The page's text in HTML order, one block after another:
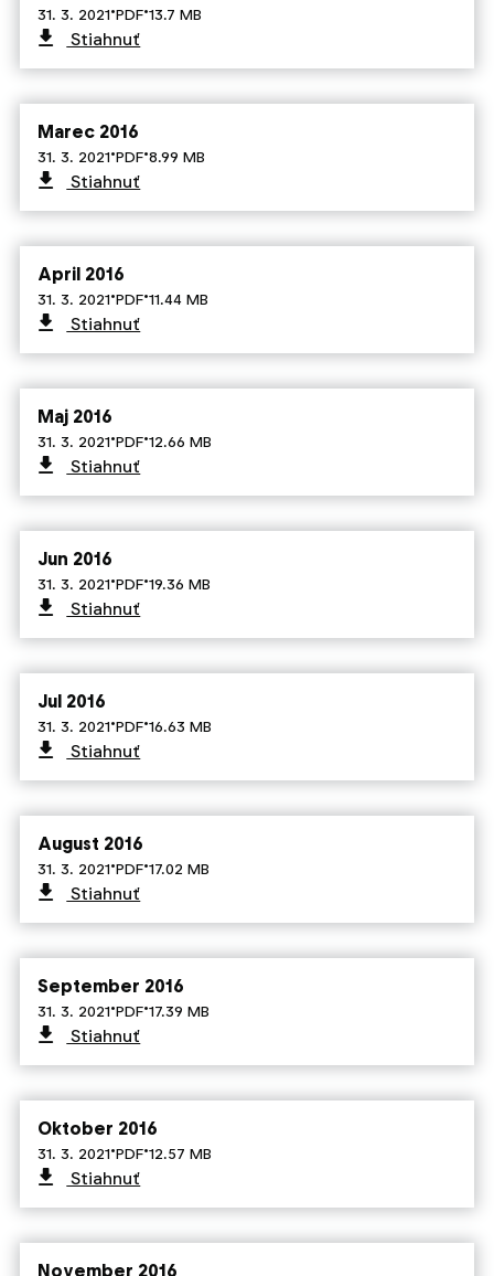
31. 3. 2021·PDF·13.7 MB
Stiahnuť
Marec 2016
31. 3. 2021·PDF·8.99 MB
Stiahnuť
April 2016
31. 3. 2021·PDF·11.44 MB
Stiahnuť
Maj 2016
31. 3. 2021·PDF·12.66 MB
Stiahnuť
Jun 2016
31. 3. 2021·PDF·19.36 MB
Stiahnuť
Jul 2016
31. 3. 2021·PDF·16.63 MB
Stiahnuť
August 2016
31. 3. 2021·PDF·17.02 MB
Stiahnuť
September 2016
31. 3. 2021·PDF·17.39 MB
Stiahnuť
Oktober 2016
31. 3. 2021·PDF·12.57 MB
Stiahnuť
November 2016